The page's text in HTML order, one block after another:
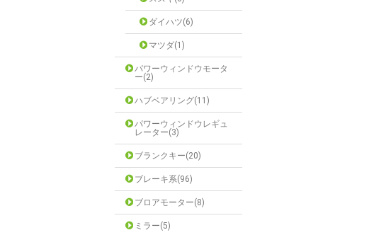
ダイハツ(6)
マツダ(1)
パワーウィンドウモータ
ー(2)
ハブベアリング(11)
パワーウィンドウレギュ
レーター(3)
ブランクキー(20)
ブレーキ系(96)
ブロアモーター(8)
ミラー(5)